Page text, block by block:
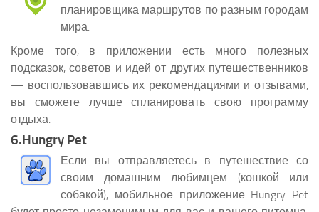
планировщика маршрутов по разным городам
мира.
Кроме того, в приложении есть много полезных
подсказок, советов и идей от других путешественников
— воспользовавшись их рекомендациями и отзывами,
вы сможете лучше спланировать свою программу
отдыха.
6.Hungry Pet
Если вы отправляетесь в путешествие со
своим домашним любимцем (кошкой или
собакой), мобильное приложение Hungry Pet